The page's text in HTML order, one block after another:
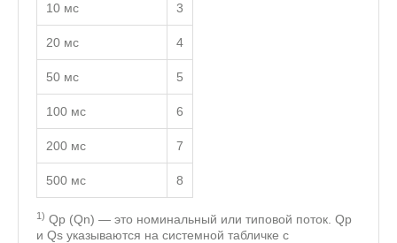
10 мс 3
20 мс 4
50 мс 5
100 мс 6
200 мс 7
500 мс 8
1) Qp (Qn) — это номинальный или типовой поток. Qp
и Qs указываются на системной табличке с